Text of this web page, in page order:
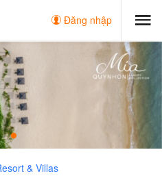
Đăng nhập
& Villas